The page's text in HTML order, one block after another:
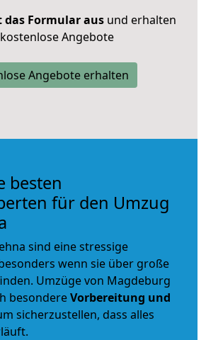
das Formular ausund erhalten
Angebote
Angebote erhalten
besten
für den Umzug
sind eine stressige
wenn sie über große
Umzüge von Magdeburg
besondereVorbereitung und
sicherzustellen, dass alles